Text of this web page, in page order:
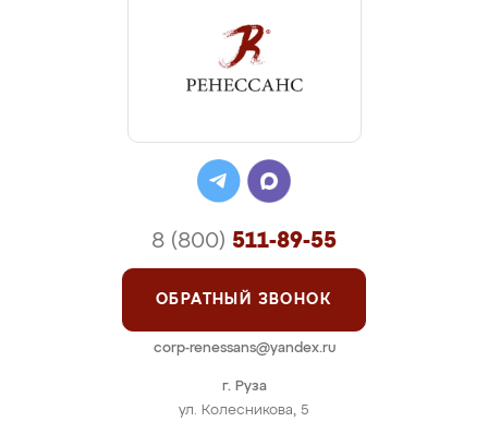
г. Руза
ул. Колесникова, 5
8 (800) 511-89-55
ОБРАТНЫЙ ЗВОНОК
corp-renessans@yandex.ru